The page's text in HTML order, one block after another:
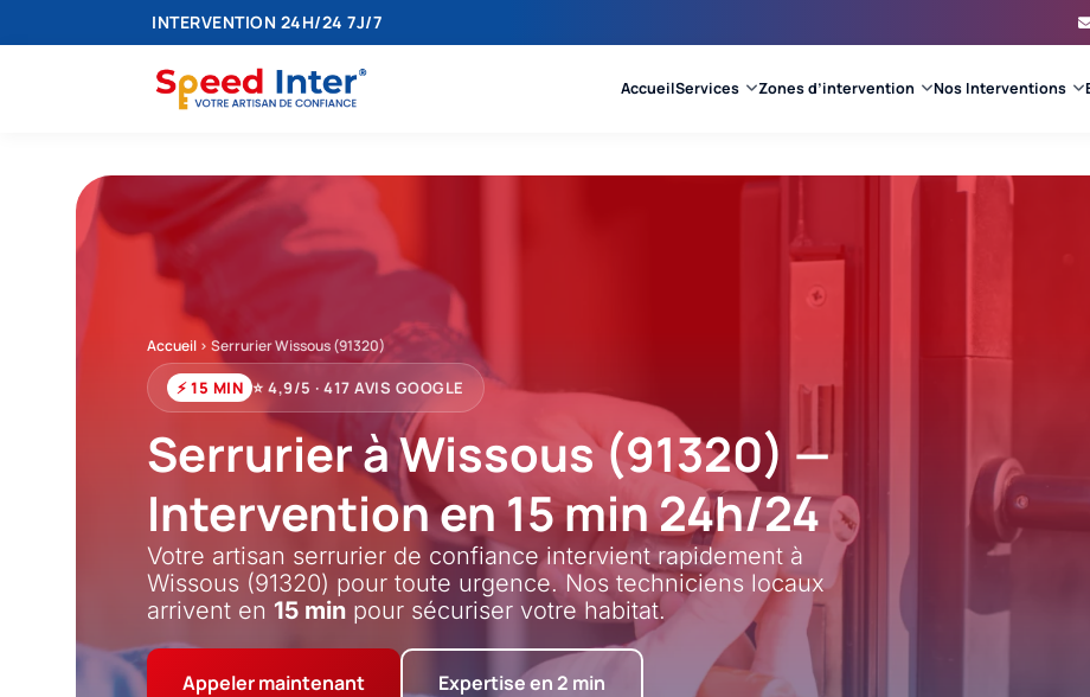
INTERVENTION 24H/24 7J/7
AccueilServices Zones d’intervention Nos Interventions
Accueil > Serrurier Wissous (91320)
⚡ 15 MIN ⭐ 4,9/5 · 417 AVIS GOOGLE
Serrurier à Wissous (91320) —
Intervention en 15 min 24h/24
Votre artisan serrurier de confiance intervient rapidement à
Wissous (91320) pour toute urgence. Nos techniciens locaux
arrivent en 15 min pour sécuriser votre habitat.
Appeler maintenant Expertise en 2 min